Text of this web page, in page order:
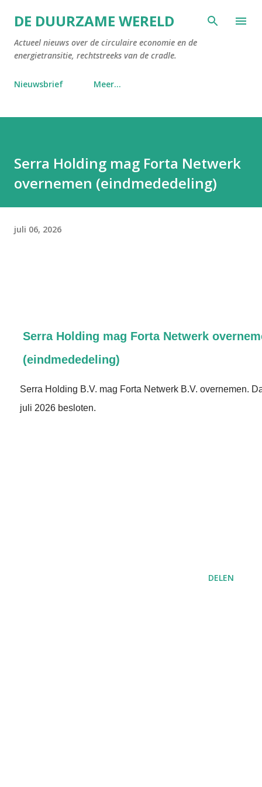
Doorgaan naar hoofdcontent
DE DUURZAME WERELD
Actueel nieuws over de circulaire economie en de
energietransitie, rechtstreeks van de cradle.
Nieuwsbrief Meer…
Serra Holding mag Forta Netwerk
overnemen (eindmededeling)
juli 06, 2026
Serra Holding mag Forta Netwerk
(eindmededeling)
Serra Holding B.V. mag Forta Netwerk B.V. overnemen.
juli 2026 besloten.
DELEN